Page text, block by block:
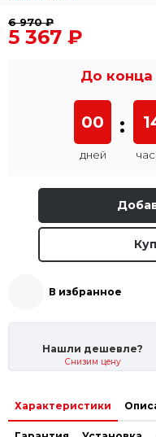
6 970 ₽
5 367 ₽
До конца
00
дней
:
В избранное
Нашли дешевле?
Снизим цену
Характеристики